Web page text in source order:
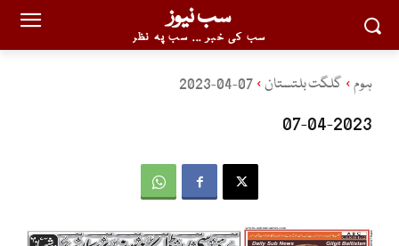
سب نیوز
سب کی خبر ... سب پہ نظر
ہوم گلگت بلتستان 07-04-2023
07-04-2023